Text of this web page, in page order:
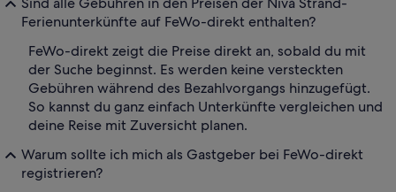
Ferienunterkünfte auf FeWo-direkt enthalten?
FeWo-direkt zeigt die Preise direkt an, sobald du mit
der Suche beginnst. Es werden keine versteckten
Gebühren während des Bezahlvorgangs hinzugefügt.
So kannst du ganz einfach Unterkünfte vergleichen und
deine Reise mit Zuversicht planen.
Warum sollte ich mich als Gastgeber bei FeWo-direkt
registrieren?